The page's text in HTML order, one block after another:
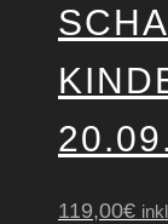
119,00€